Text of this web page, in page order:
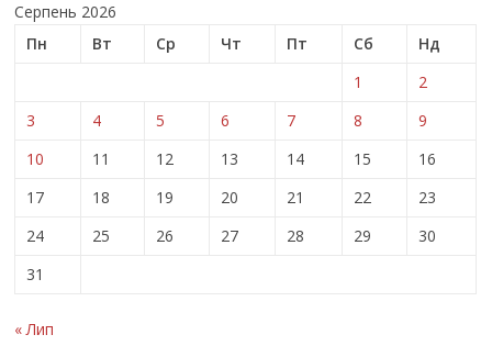
Серпень 2026
Пн
Вт Ср Чт Пт Сб
Нд
1
2
3
4 5 6 7 8
9
10
11 12 13 14 15
16
17
18 19 20 21 22
23
24
25 26 27 28 29
30
31
« Лип